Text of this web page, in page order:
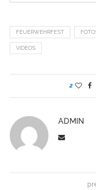
FEUERWEHRFEST
VIDEOS
2
ADMIN